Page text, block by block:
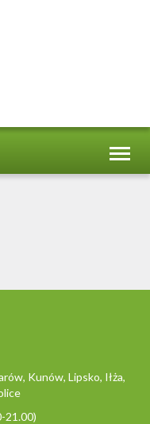
Kunów, Lipsko, Iłża,
21.00)